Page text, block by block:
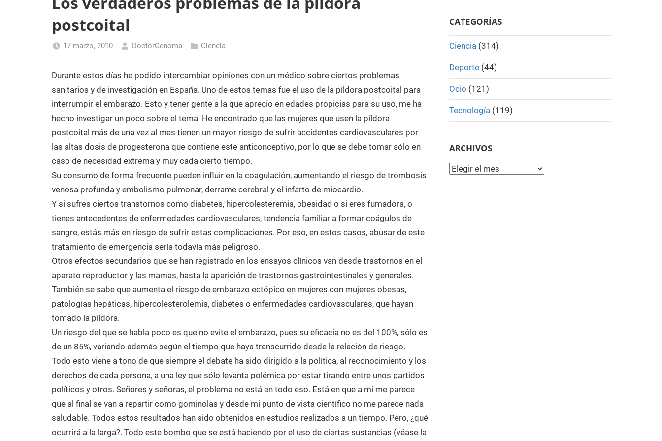
Laboratorio
de
Biología
Molecular
postcoital
17 marzo, 2010 DoctorGenoma Ciencia
Durante estos días he podido intercambiar opiniones con un médico sobre ciertos problemas
sanitarios y de investigación en España. Uno de estos temas fue el uso de la píldora postcoital para
interrumpir el embarazo. Esto y tener gente a la que aprecio en edades propicias para su uso, me ha
hecho investigar un poco sobre el tema. He encontrado que las mujeres que usen la píldora
postcoital más de una vez al mes tienen un mayor riesgo de sufrir accidentes cardiovasculares por
las altas dosis de progesterona que contiene este anticonceptivo, por lo que se debe tomar sólo en
caso de necesidad extrema y muy cada cierto tiempo.
Su consumo de forma frecuente pueden influir en la coagulación, aumentando el riesgo de trombosis
venosa profunda y embolismo pulmonar, derrame cerebral y el infarto de miocardio.
Y si sufres ciertos transtornos como diabetes, hipercolesteremia, obesidad o si eres fumadora, o
tienes antecedentes de enfermedades cardiovasculares, tendencia familiar a formar coágulos de
sangre, estás más en riesgo de sufrir estas complicaciones. Por eso, en estos casos, abusar de este
tratamiento de emergencia sería todavía más peligroso.
Otros efectos secundarios que se han registrado en los ensayos clínicos van desde trastornos en el
aparato reproductor y las mamas, hasta la aparición de trastornos gastrointestinales y generales.
También se sabe que aumenta el riesgo de embarazo ectópico en mujeres con mujeres obesas,
patologías hepáticas, hipercolesterolemia, diabetes o enfermedades cardiovasculares, que hayan
tomado la píldora.
Un riesgo del que se habla poco es que no evite el embarazo, pues su eficacia no es del 100%, sólo es
de un 85%, variando además según el tiempo que haya transcurrido desde la relación de riesgo.
Todo esto viene a tono de que siempre el debate ha sido dirigido a la política, al reconocimiento y los
derechos de cada persona, a una ley que sólo levanta polémica por estar tirando entre unos partidos
políticos y otros. Señores y señoras, el problema no está en todo eso. Está en que a mi me parece
que al final se van a repartir como gominolas y desde mi punto de vista científico no me parece nada
saludable. Todos estos resultados han sido obtenidos en estudios realizados a un tiempo. Pero, ¿qué
ocurrirá a la larga?. Todo este bombo que se está haciendo por el uso de ciertas sustancias (véase la
CATEGORÍAS
Ciencia(314)
Deporte(44)
Ocio (121)
Tecnología(119)
ARCHIVOS
Archivos